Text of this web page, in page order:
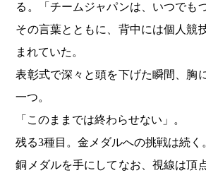
る。「チームジャパンは、いつでも
その言葉とともに、背中には個人競
まれていた。
表彰式で深々と頭を下げた瞬間、胸
一つ。
「このままでは終わらせない」。
残る3種目。金メダルへの挑戦は続く
銅メダルを手にしてなお、視線は頂